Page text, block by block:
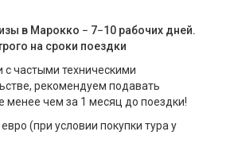
в Марокко − 7−10 рабочих дней.
на сроки поездки
с частыми техническими
рекомендуем подавать
менее чем за 1 месяц до поездки!
(при условии покупки тура у